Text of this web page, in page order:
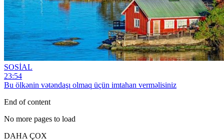
SOSİAL
23:54
Bu ölkənin vətəndaşı olmaq üçün imtahan verməlisiniz
End of content
No more pages to load
DAHA ÇOX